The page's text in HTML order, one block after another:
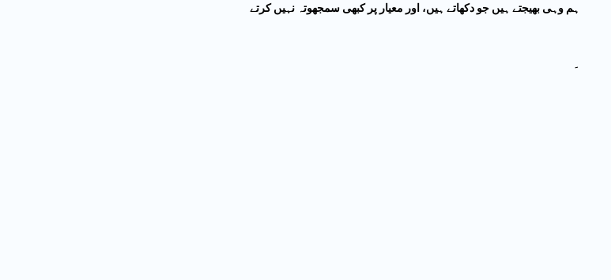
ہم وہی بھیجتے ہیں جو دکھاتے ہیں، اور معیار پر کبھی سمجھوتہ نہیں کرتے
۔